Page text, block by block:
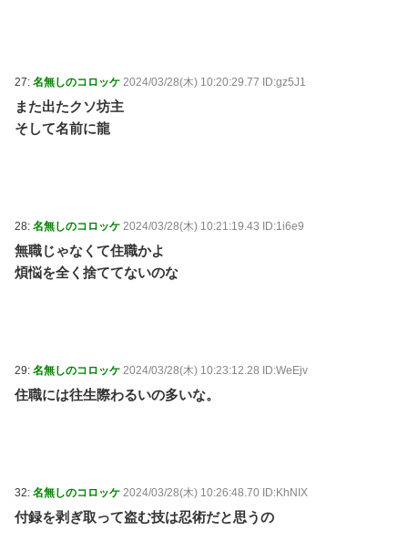
27: 名無しのコロッケ 2024/03/28(木) 10:20:29.77 ID:gz5J1
また出たクソ坊主
そして名前に龍
28: 名無しのコロッケ 2024/03/28(木) 10:21:19.43 ID:1i6e9
無職じゃなくて住職かよ
煩悩を全く捨ててないのな
29: 名無しのコロッケ 2024/03/28(木) 10:23:12.28 ID:WeEjv
住職には往生際わるいの多いな。
32: 名無しのコロッケ 2024/03/28(木) 10:26:48.70 ID:KhNIX
付録を剥ぎ取って盗む技は忍術だと思うの